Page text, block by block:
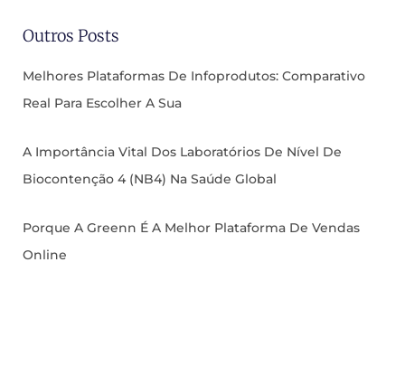
Outros Posts
Melhores Plataformas De Infoprodutos: Comparativo
Real Para Escolher A Sua
A Importância Vital Dos Laboratórios De Nível De
Biocontenção 4 (NB4) Na Saúde Global
Porque A Greenn É A Melhor Plataforma De Vendas
Online